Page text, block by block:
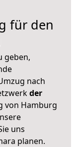
für den
geben,
nach
der
von Hamburg
uns
planen.